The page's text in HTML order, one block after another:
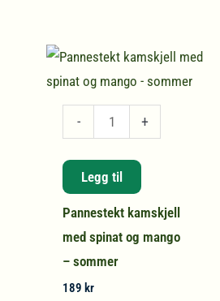
-
Pannestekt
kamskjell
med
spinat
og
mango
-
sommer
+
Legg til
Pannestekt kamskjell
med spinat og mango
– sommer
189 kr